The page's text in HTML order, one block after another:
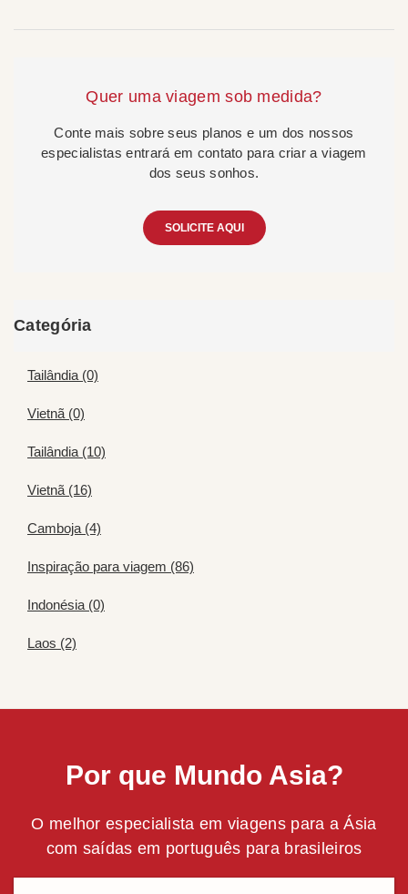
Quer uma viagem sob medida?
Conte mais sobre seus planos e um dos nossos
especialistas entrará em contato para criar a viagem
dos seus sonhos.
SOLICITE AQUI
Categória
Tailândia (0)
Vietnã (0)
Tailândia (10)
Vietnã (16)
Camboja (4)
Inspiração para viagem (86)
Indonésia (0)
Laos (2)
Por que Mundo Asia?
O melhor especialista em viagens para a Ásia
com saídas em português para brasileiros